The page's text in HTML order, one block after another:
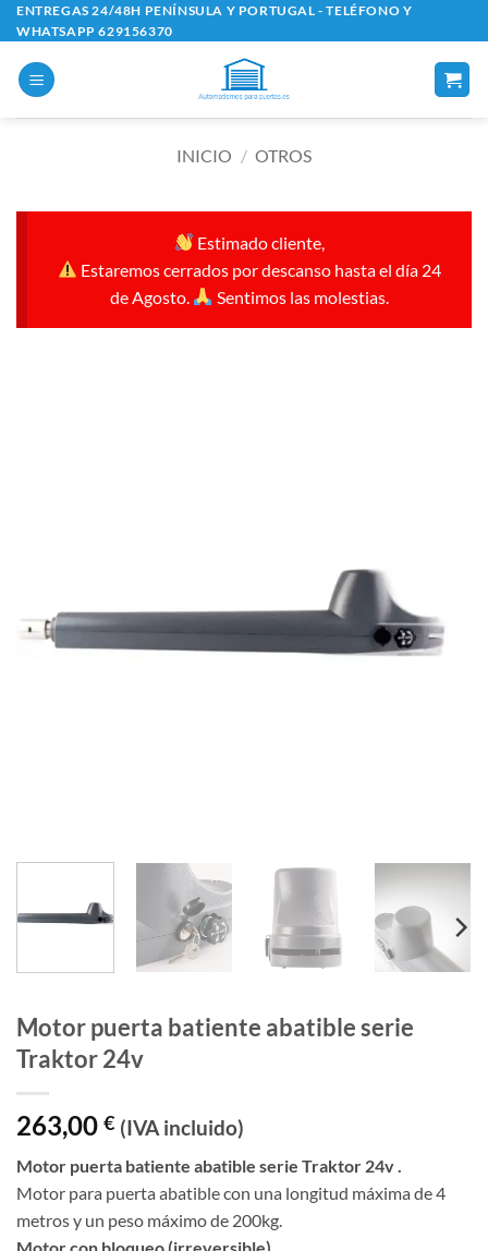
Saltar
al
contenido
ENTREGAS 24/48H PENÍNSULA Y PORTUGAL - TELÉFONO Y
WHATSAPP 629156370
INICIO / OTROS
Estimado cliente,
Estaremos cerrados por descanso hasta el día 24
de Agosto.
Sentimos las molestias.
Motor puerta batiente abatible serie
Traktor 24v
263,00 € (IVA incluido)
Motor puerta batiente abatible serie Traktor 24v .
Motor para puerta abatible con una longitud máxima de 4
metros y un peso máximo de 200kg.